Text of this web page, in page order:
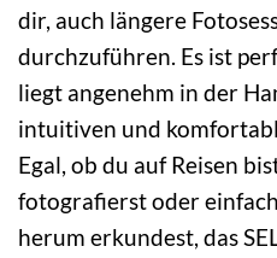
dir, auch längere
durchzuführen. Es ist
liegt angenehm in der
intuitiven und
Egal, ob du auf Reisen
fotografierst oder
herum erkundest, das